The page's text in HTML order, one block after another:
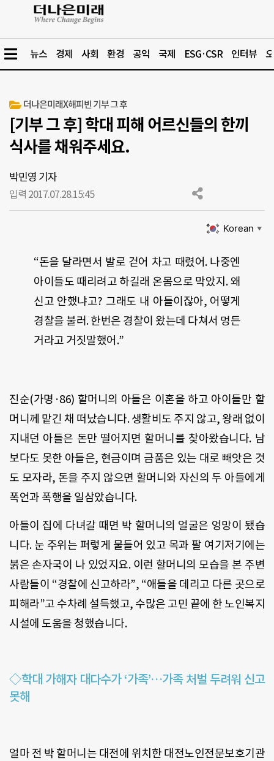
뉴스 경제 사회 환경 공익 국제 ESG·CSR 인터뷰
더나은미래X해피빈 기부 그 후
[기부 그 후] 학대 피해 어르신들의 한끼
식사를 채워주세요.
박민영 기자
입력 2017.07.28.15:45
Korean ▼
“돈을 달라면서 발로 걷어 차고 때렸어. 나중엔
아이들도 때리려고 하길래 온몸으로 막았지. 왜
신고 안했냐고? 그래도 내 아들이잖아, 어떻게
경찰을 불러. 한번은 경찰이 왔는데 다쳐서 멍든
거라고 거짓말했어.”
진순(가명·86) 할머니의 아들은 이혼을 하고 아이들만 할
머니께 맡긴 채 떠났습니다.생활비도 주지 않고, 왕래 없이
지내던 아들은 돈만 떨어지면 할머니를 찾아왔습니다. 남
보다도 못한 아들은, 현금이며 금품은 있는 대로 빼앗은 것
도 모자라, 돈을 주지 않으면 할머니와 자신의 두 아들에게
폭언과 폭행을 일삼았습니다.
아들이 집에 다녀갈 때면 박 할머니의 얼굴은 엉망이 됐습
니다. 눈 주위는 퍼렇게 물들어 있고 목과 팔 여기저기에는
붉은 손자국이 나 있었지요. 이런 할머니의 모습을 본 주변
사람들이 “경찰에 신고하라”, “애들을 데리고 다른 곳으로
피해라”고 수차례 설득했고, 수많은 고민 끝에 한 노인복지
시설에 도움을 청했습니다.
◇학대 가해자 대다수가 ‘가족’…가족 처벌 두려워 신고
못해
얼마 전 박 할머니는 대전에 위치한 대전노인전문보호기관